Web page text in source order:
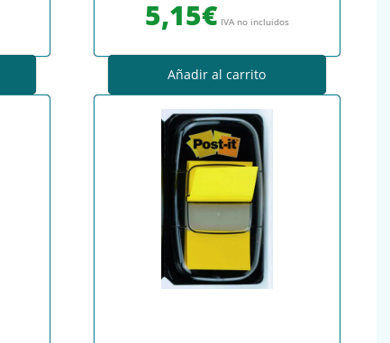
5,15€ IVA no incluidos
Añadir al carrito